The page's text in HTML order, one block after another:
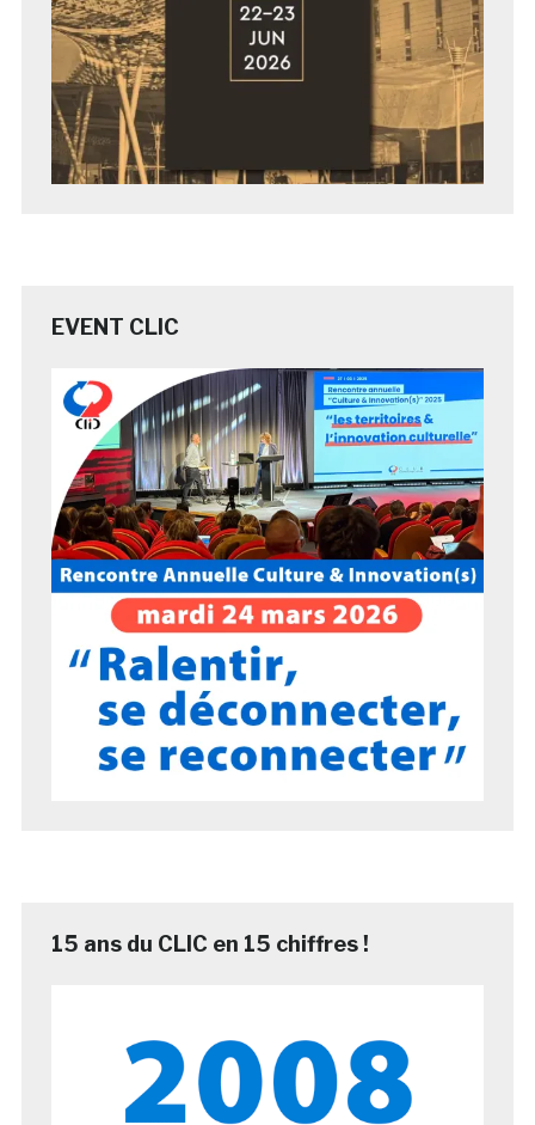
EVENT CLIC
15 ans du CLIC en 15 chiffres !